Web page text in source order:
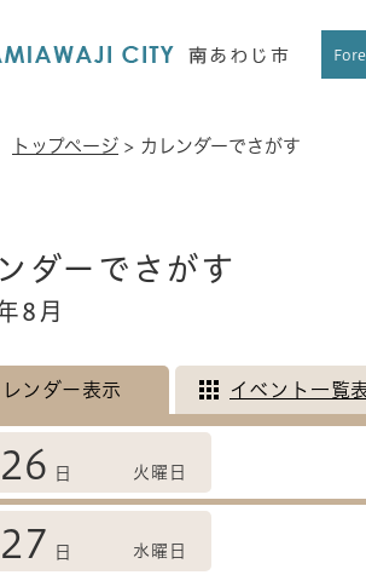
トップページ > カレンダーでさがす
ダーでさがす
8月
レンダー表示 イベント一覧
26 日 火曜日
27 日 水曜日